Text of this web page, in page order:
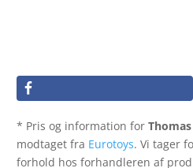
* Pris og information for
modtaget fra Eurotoys. Vi tager
forhold hos forhandleren af